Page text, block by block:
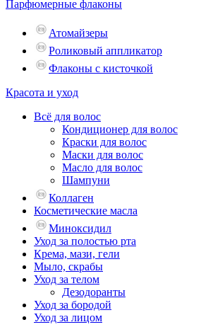
Парфюмерные флаконы
Атомайзеры
Роликовый аппликатор
Флаконы с кисточкой
Красота и уход
Всё для волос
Кондиционер для волос
Краски для волос
Маски для волос
Масло для волос
Шампуни
Коллаген
Косметические масла
Миноксидил
Уход за полостью рта
Крема, мази, гели
Мыло, скрабы
Уход за телом
Дезодоранты
Уход за бородой
Уход за лицом